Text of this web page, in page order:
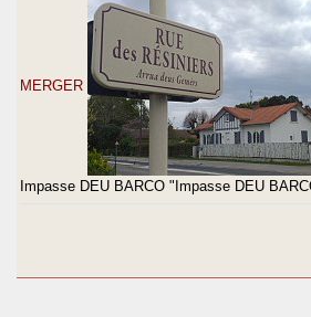
MERGER
Impasse DEU BARCO "Impasse DEU